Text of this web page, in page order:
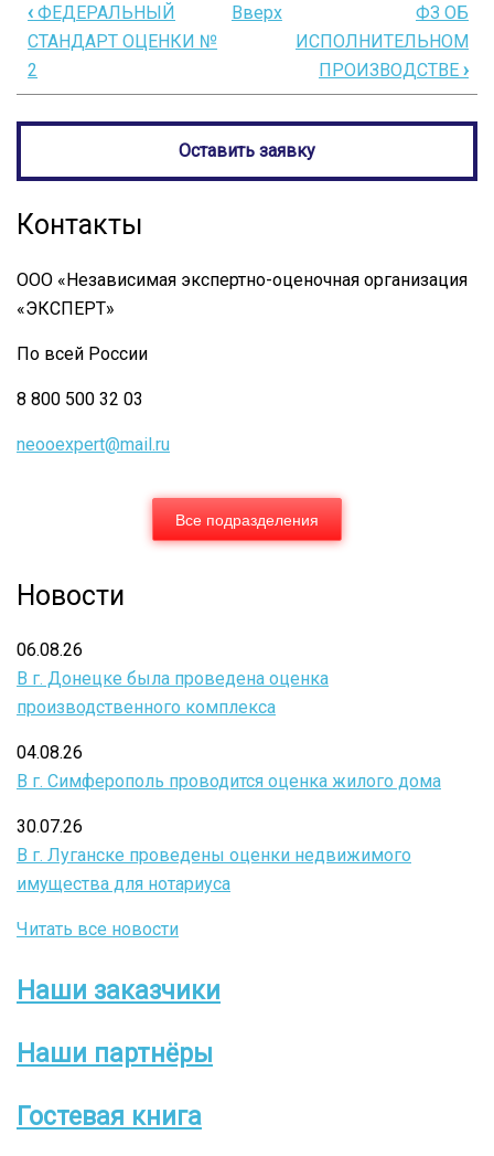
Перекрёстные
ссылки
книги
для
ФЕДЕРАЛЬНЫЙ
СТАНДАРТ
ОЦЕНКИ
№
3
‹ ФЕДЕРАЛЬНЫЙ
СТАНДАРТ ОЦЕНКИ №
2
Вверх
ФЗ ОБ
ИСПОЛНИТЕЛЬНОМ
ПРОИЗВОДСТВЕ ›
Оставить заявку
Контакты
ООО «Независимая экспертно-оценочная организация
«ЭКСПЕРТ»
По всей России
8 800 500 32 03
neooexpert@mail.ru
Все подразделения
Новости
06.08.26
В г. Донецке была проведена оценка
производственного комплекса
04.08.26
В г. Симферополь проводится оценка жилого дома
30.07.26
В г. Луганске проведены оценки недвижимого
имущества для нотариуса
Читать все новости
Боковое
меню
Наши заказчики
Наши партнёры
Гостевая книга